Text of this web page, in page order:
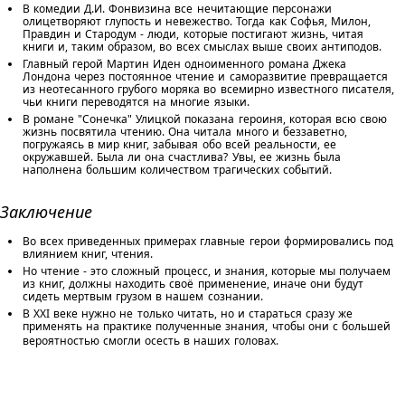
В комедии Д.И. Фонвизина все нечитающие персонажи
олицетворяют глупость и невежество. Тогда как Софья, Милон,
Правдин и Стародум - люди, которые постигают жизнь, читая
книги и, таким образом, во всех смыслах выше своих антиподов.
Главный герой Мартин Иден одноименного романа Джека
Лондона через постоянное чтение и саморазвитие превращается
из неотесанного грубого моряка во всемирно известного писателя,
чьи книги переводятся на многие языки.
В романе "Сонечка" Улицкой показана героиня, которая всю свою
жизнь посвятила чтению. Она читала много и беззаветно,
погружаясь в мир книг, забывая обо всей реальности, ее
окружавшей. Была ли она счастлива? Увы, ее жизнь была
наполнена большим количеством трагических событий.
Заключение
Во всех приведенных примерах главные герои формировались под
влиянием книг, чтения.
Но чтение - это сложный процесс, и знания, которые мы получаем
из книг, должны находить своё применение, иначе они будут
сидеть мертвым грузом в нашем сознании.
В XXI веке нужно не только читать, но и стараться сразу же
применять на практике полученные знания, чтобы они с большей
вероятностью смогли осесть в наших головах.